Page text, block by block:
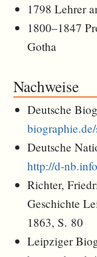
1798 Lehrer
1800–1847
Gotha
Nachweise
Deutsche
Deutsche
http://d-
Richter,
Geschichte
1863, S. 80
Leipziger